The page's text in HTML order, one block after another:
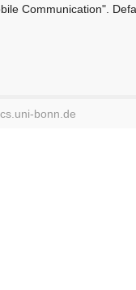
Communication".
cs.uni-bonn.de